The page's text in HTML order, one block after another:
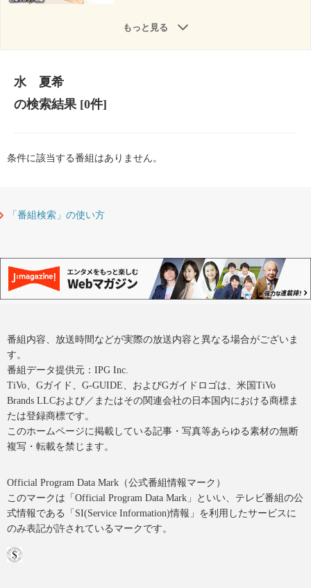
もっと見る
水 夏希
の検索結果[0件]
条件に該当する番組はありません。
「番組検索」の使い方
番組内容、放送時間などが実際の放送内容と異なる場合がございま
す。
番組データ提供元：IPG Inc.
TiVo、Gガイド、G-GUIDE、およびGガイドロゴは、米国TiVo
Brands LLCおよび／またはその関連会社の日本国内における商標ま
たは登録商標です。
このホームページに掲載している記事・写真等あらゆる素材の無断
複写・転載を禁じます。
Official Program Data Mark（公式番組情報マーク）
このマークは「Official Program Data Mark」といい、テレビ番組の公
式情報である「SI(Service Information)情報」を利用したサービスに
のみ表記が許されているマークです。